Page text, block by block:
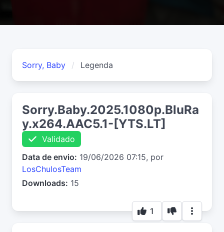
Sorry, Baby Legenda
Sorry.Baby.2025.1080p.BluRa
y.x264.AAC5.1-[YTS.LT]
Validado
Data de envio: 19/06/2026 07:15, por
LosChulosTeam
Downloads: 15
1